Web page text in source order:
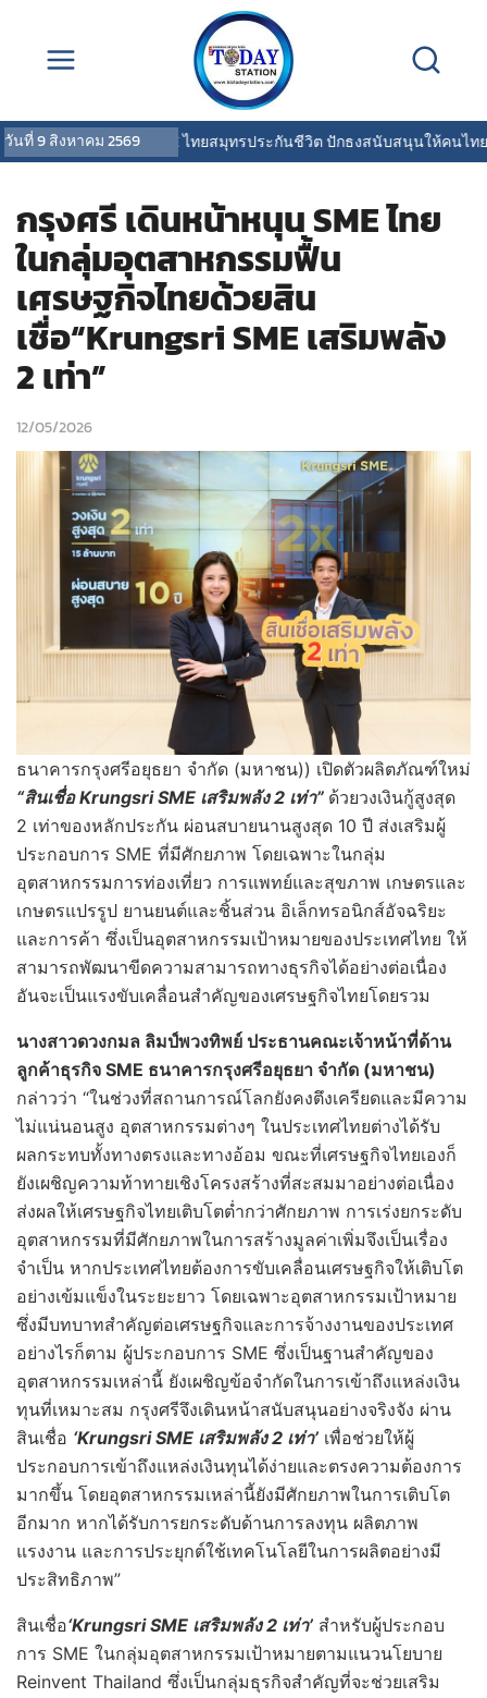
วันที่9 สิงหาคม 2569
OCEAN LIFE ไทยสมุทรประกันชีวิต ปักธงสนับสนุนให้คนไทยสุ
กรุงศรี เดินหน้าหนุน SME ไทย
ในกลุ่มอุตสาหกรรมฟื้น
เศรษฐกิจไทยด้วยสิน
เชื่อ“Krungsri SME เสริมพลัง
2 เท่า”
12/05/2026
ธนาคารกรุงศรีอยุธยา จำกัด (มหาชน)) เปิดตัวผลิตภัณฑ์ใหม่
“สินเชื่อKrungsri SME เสริมพลัง 2 เท่า” ด้วยวงเงินกู้สูงสุด
2 เท่าของหลักประกัน ผ่อนสบายนานสูงสุด 10 ปี ส่งเสริมผู้
ประกอบการ SME ที่มีศักยภาพ โดยเฉพาะในกลุ่ม
อุตสาหกรรมการท่องเที่ยว การแพทย์และสุขภาพ เกษตรและ
เกษตรแปรรูป ยานยนต์และชิ้นส่วน อิเล็กทรอนิกส์อัจฉริยะ
และการค้า ซึ่งเป็นอุตสาหกรรมเป้าหมายของประเทศไทย ให้
สามารถพัฒนาขีดความสามารถทางธุรกิจได้อย่างต่อเนื่อง
อันจะเป็นแรงขับเคลื่อนสำคัญของเศรษฐกิจไทยโดยรวม
นางสาวดวงกมล ลิมป์พวงทิพย์ ประธานคณะเจ้าหน้าที่ด้าน
ลูกค้าธุรกิจ SME ธนาคารกรุงศรีอยุธยา จำกัด (มหาชน)
กล่าวว่า “ในช่วงที่สถานการณ์โลกยังคงตึงเครียดและมีความ
ไม่แน่นอนสูง อุตสาหกรรมต่างๆ ในประเทศไทยต่างได้รับ
ผลกระทบทั้งทางตรงและทางอ้อม ขณะที่เศรษฐกิจไทยเองก็
ยังเผชิญความท้าทายเชิงโครงสร้างที่สะสมมาอย่างต่อเนื่อง
ส่งผลให้เศรษฐกิจไทยเติบโตต่ำกว่าศักยภาพ การเร่งยกระดับ
อุตสาหกรรมที่มีศักยภาพในการสร้างมูลค่าเพิ่มจึงเป็นเรื่อง
จำเป็น หากประเทศไทยต้องการขับเคลื่อนเศรษฐกิจให้เติบโต
อย่างเข้มแข็งในระยะยาว โดยเฉพาะอุตสาหกรรมเป้าหมาย
ซึ่งมีบทบาทสำคัญต่อเศรษฐกิจและการจ้างงานของประเทศ
อย่างไรก็ตาม ผู้ประกอบการ SME ซึ่งเป็นฐานสำคัญของ
อุตสาหกรรมเหล่านี้ ยังเผชิญข้อจำกัดในการเข้าถึงแหล่งเงิน
ทุนที่เหมาะสม กรุงศรีจึงเดินหน้าสนับสนุนอย่างจริงจัง ผ่าน
สินเชื่อ ‘Krungsri SME เสริมพลัง 2 เท่า’ เพื่อช่วยให้ผู้
ประกอบการเข้าถึงแหล่งเงินทุนได้ง่ายและตรงความต้องการ
มากขึ้น โดยอุตสาหกรรมเหล่านี้ยังมีศักยภาพในการเติบโต
อีกมาก หากได้รับการยกระดับด้านการลงทุน ผลิตภาพ
แรงงาน และการประยุกต์ใช้เทคโนโลยีในการผลิตอย่างมี
ประสิทธิภาพ”
สินเชื่อ‘Krungsri SME เสริมพลัง 2 เท่า’ สำหรับผู้ประกอบ
การ SME ในกลุ่มอุตสาหกรรมเป้าหมายตามแนวนโยบาย
Reinvent Thailand ซึ่งเป็นกลุ่มธุรกิจสำคัญที่จะช่วยเสริม